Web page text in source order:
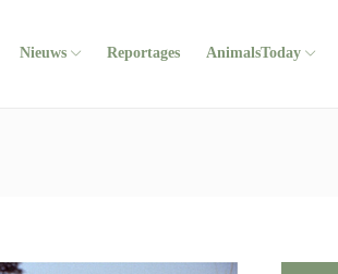
Nieuws Reportages AnimalsToday